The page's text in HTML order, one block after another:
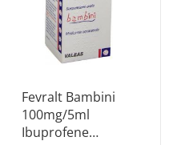
Fevralt Bambini
100mg/5ml
Ibuprofene